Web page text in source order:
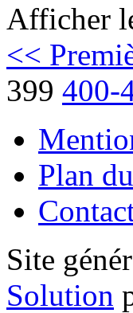
Afficher
<<
399 400-
Plan
Site
Solution